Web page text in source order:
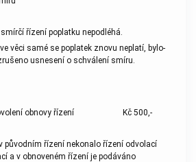
řízení poplatku nepodléhá.
věci samé se poplatek znovu neplatí, bylo-
usnesení o schválení smíru.
obnovy řízení
Kč 500,-
původním řízení nekonalo řízení odvolací
a v obnoveném řízení je podáváno